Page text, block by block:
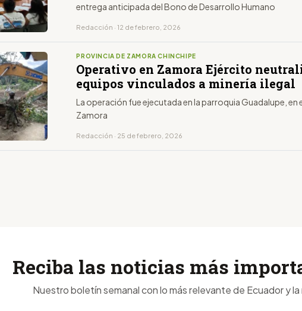
entrega anticipada del Bono de Desarrollo Humano
Redacción · 12 de febrero, 2026
PROVINCIA DE ZAMORA CHINCHIPE
Operativo en Zamora Ejército
equipos vinculados a minería ilegal
La operación fue ejecutada en la parroquia Guadalupe, en
Zamora
Redacción · 25 de febrero, 2026
Reciba las noticias más
Nuestro boletín semanal con lo más relevante de Ecuador y